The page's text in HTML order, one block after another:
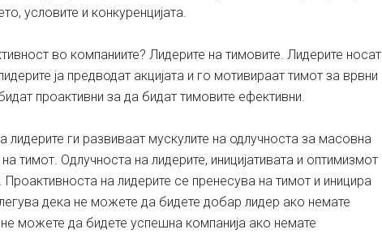
условите и конкуренцијата.
во компаниите? Лидерите на тимовите. Лидерите носат
ја предводат акцијата и го мотивираат тимот за врвни
проактивни за да бидат тимовите ефективни.
ги развиваат мускулите на одлучноста за масовна
тимот. Одлучноста на лидерите, иницијативата и оптимизмот
Проактивноста на лидерите се пренесува на тимот и иницира
дека не можете да бидете добар лидер ако немате
можете да бидете успешна компанија ако немате